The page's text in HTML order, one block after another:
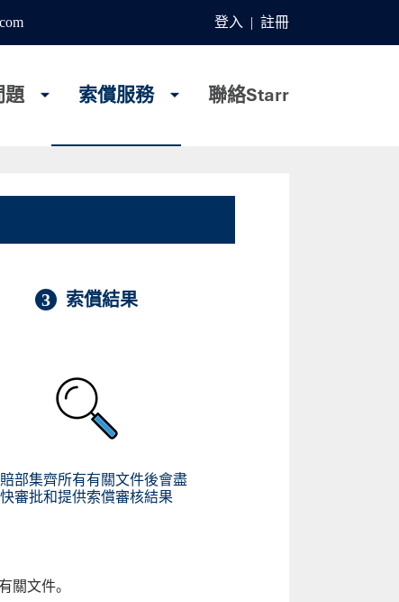
登入 | 註冊
題 索償服務 聯絡Starr
3 索償結果
部集齊所有有關文件後會盡
快審批和提供索償審核結果
關文件。